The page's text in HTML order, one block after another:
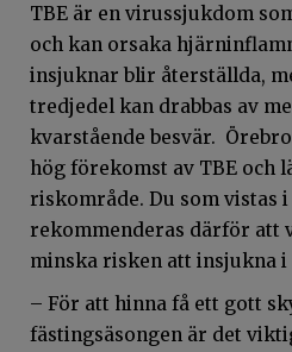
TBE är en virussjukdom
och kan orsaka
insjuknar blir återställda,
tredjedel kan drabbas av
kvarstående besvär.
hög förekomst av TBE och
riskområde. Du som vistas
rekommenderas därför att
minska risken att insjukna i
– För att hinna få ett gott
fästingsäsongen är det